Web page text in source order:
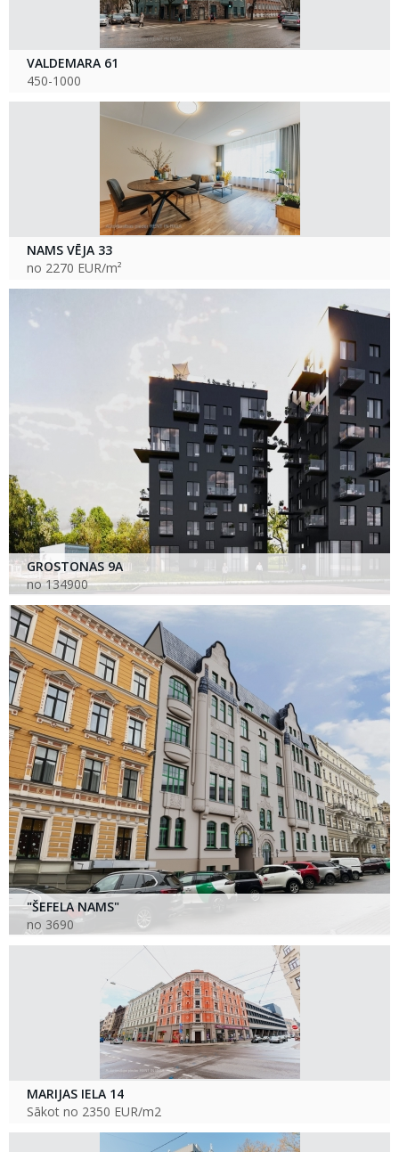
VALDEMARA 61
450-1000
NAMS VĒJA 33
no 2270 EUR/m²
GROSTONAS 9A
no 134900
"ŠEFELA NAMS"
no 3690
MARIJAS IELA 14
Sākot no 2350 EUR/m2